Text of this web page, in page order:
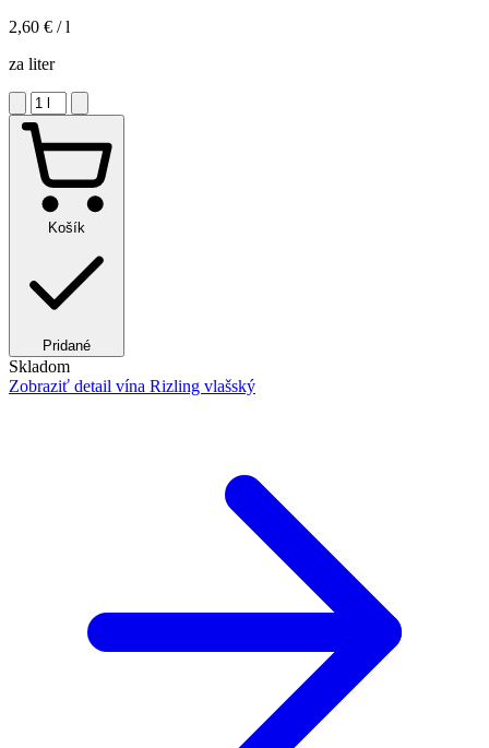
2,60 € / l
za liter
Košík
Pridané
Skladom
Zobraziť detail vína Rizling vlašský